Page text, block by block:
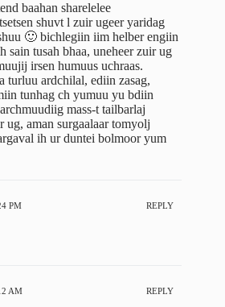
baahan sharelelee
shuvt l zuir ugeer yaridag
🙂 bichlegiin iim helber engiin
sain tusah bhaa, uneheer zuir ug
irsen humuus uchraas.
turluu ardchilal, ediin zasag,
tunhag ch yumuu yu bdiin
mass-t tailbarlaj
ug, aman surgaalaar tomyolj
ih ur duntei bolmoor yum
PM REPLY
AM REPLY